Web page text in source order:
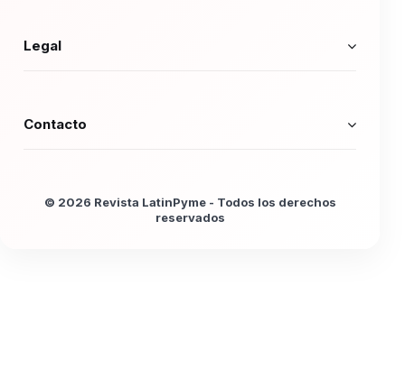
Legal
Contacto
© 2026 Revista LatinPyme - Todos los derechos
reservados